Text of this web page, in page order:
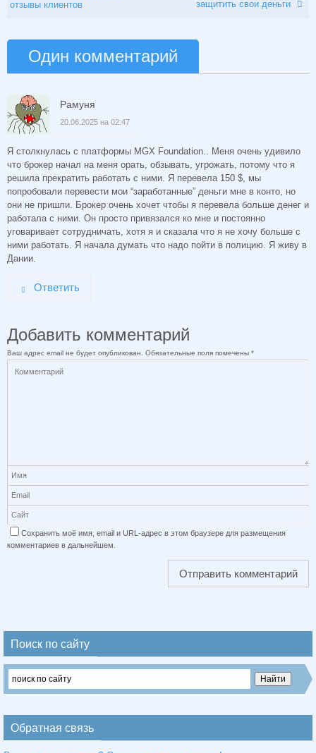
отзывы клиентов
защитить свои деньги
Один комментарий
Рамуня
20.06.2025 на 02:47
Я столкнулась с платформы МGX Foundation.. Меня очень удивило
что брокер начал на меня орать, обзывать, угрожать, потому что я
решила прекратить работать с ними. Я перевела 150 $, мы
попробовали перевести мои “заработанные” деньги мне в конто, но
они не пришли. Брокер очень хочет чтобы я перевела больше денег и
работала с ними. Он просто привязался ко мне и постоянно
уговаривает сотрудничать, хотя я и сказала что я не хочу больше с
ними работать. Я начала думать что надо пойти в полицию. Я живу в
Дании.
Ответить
Добавить комментарий
Ваш адрес email не будет опубликован. Обязательные поля помечены *
Сохранить моё имя, email и URL-адрес в этом браузере для размещения
комментариев в дальнейшем.
Поиск по сайту
Обратная связь